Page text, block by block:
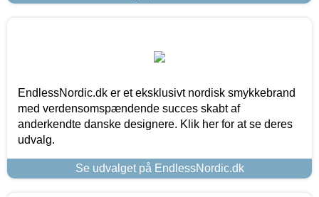
EndlessNordic.dk er et eksklusivt nordisk smykkebrand
med verdensomspændende succes skabt af
anderkendte danske designere. Klik her for at se deres
udvalg.
Se udvalget på EndlessNordic.dk